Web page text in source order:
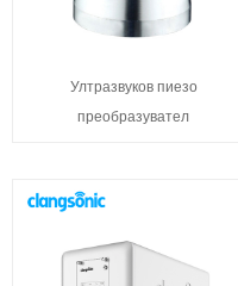
Ултразвуков пиезо
преобразувател